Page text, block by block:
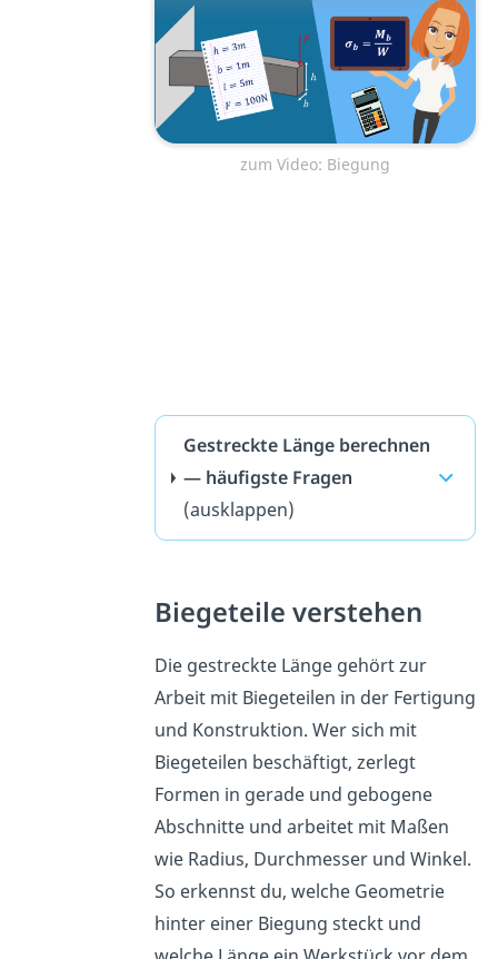
zum Video: Biegung
Gestreckte Länge berechnen
— häufigste Fragen
(ausklappen)
Biegeteile verstehen
Die gestreckte Länge gehört zur
Arbeit mit Biegeteilen in der Fertigung
und Konstruktion. Wer sich mit
Biegeteilen beschäftigt, zerlegt
Formen in gerade und gebogene
Abschnitte und arbeitet mit Maßen
wie Radius, Durchmesser und Winkel.
So erkennst du, welche Geometrie
hinter einer Biegung steckt und